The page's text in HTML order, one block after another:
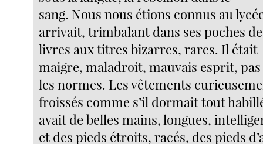
sang. Nous nous étions connus au
arrivait, trimbalant dans ses poches
livres aux titres bizarres, rares. Il était
maigre, maladroit, mauvais esprit,
les normes. Les vêtements
froissés comme s’il dormait tout
avait de belles mains, longues,
et des pieds étroits, racés, des pieds